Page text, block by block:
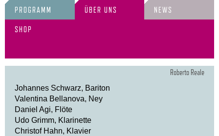
PROGRAMM ÜBER UNS NEWS
SHOP
Roberto Reale
Johannes Schwarz, Bariton
Valentina Bellanova, Ney
Daniel Agi, Flöte
Udo Grimm, Klarinette
Christof Hahn, Klavier